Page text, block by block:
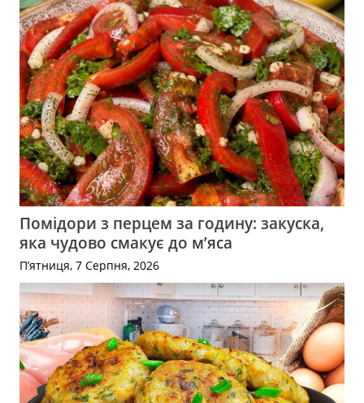
Помідори з перцем за годину: закуска,
яка чудово смакує до м’яса
П’ятниця, 7 Серпня, 2026